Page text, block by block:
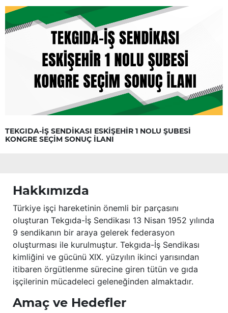
TEKGIDA-İŞ SENDİKASI ESKİŞEHİR 1 NOLU ŞUBESİ
KONGRE SEÇİM SONUÇ İLANI
Hakkımızda
Türkiye işçi hareketinin önemli bir parçasını
oluşturan Tekgıda-İş Sendikası 13 Nisan 1952 yılında
9 sendikanın bir araya gelerek federasyon
oluşturması ile kurulmuştur. Tekgıda-İş Sendikası
kimliğini ve gücünü XIX. yüzyılın ikinci yarısından
itibaren örgütlenme sürecine giren tütün ve gıda
işçilerinin mücadeleci geleneğinden almaktadır.
Amaç ve Hedefler